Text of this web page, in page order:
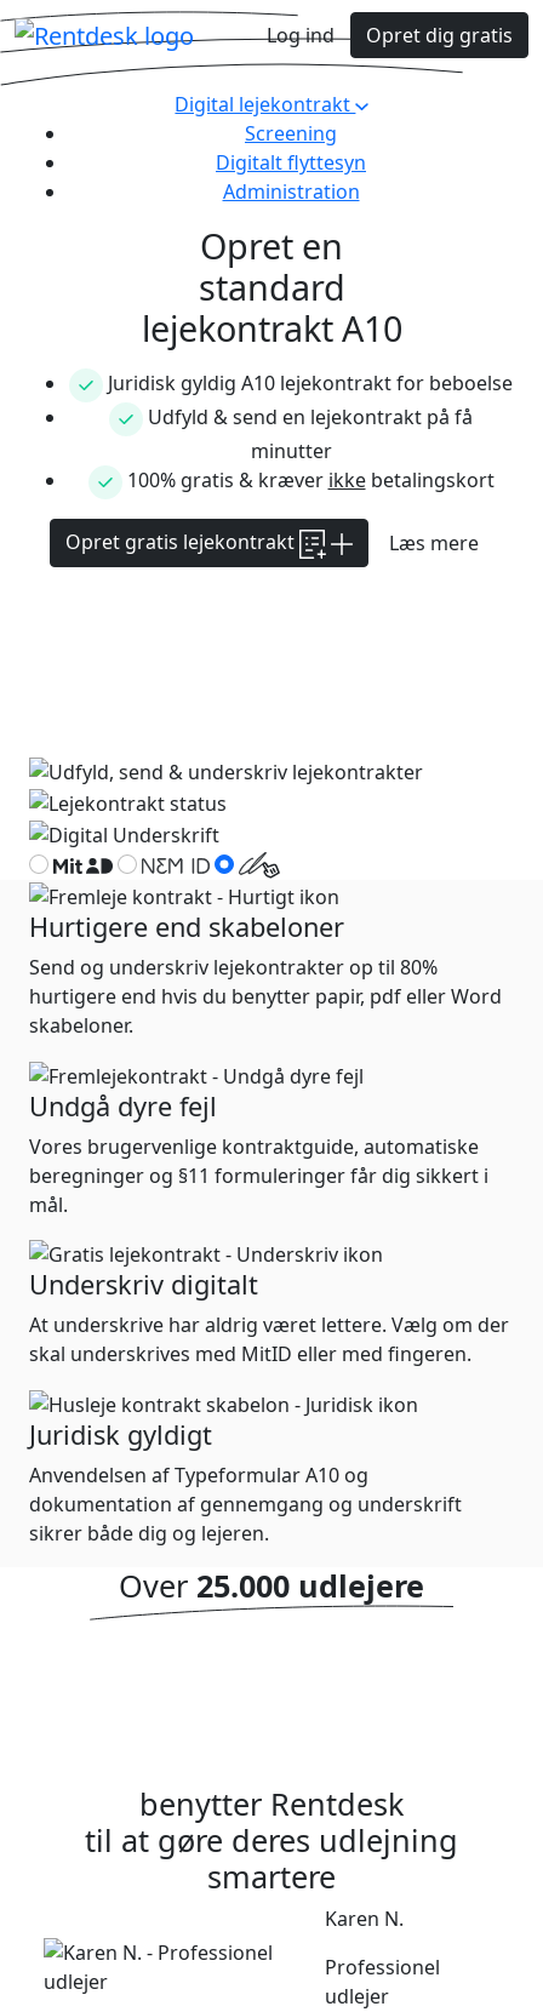
Log ind Opret dig gratis
Digital lejekontrakt
Screening
Digitalt flyttesyn
Administration
Opret en
standard
lejekontrakt A10
Juridisk gyldig A10 lejekontrakt for beboelse
Udfyld & send en lejekontrakt på få
minutter
100% gratis & kræver ikkebetalingskort
Opret gratis lejekontrakt Læs mere
Hurtigere end skabeloner
Send og underskriv lejekontrakter op til 80%
hurtigere end hvis du benytter papir, pdf eller Word
skabeloner.
Undgå dyre fejl
Vores brugervenlige kontraktguide, automatiske
beregninger og §11 formuleringer får dig sikkert i
mål.
Underskriv digitalt
At underskrive har aldrig været lettere. Vælg om der
skal underskrives med MitID eller med fingeren.
Juridisk gyldigt
Anvendelsen af Typeformular A10 og
dokumentation af gennemgang og underskrift
sikrer både dig og lejeren.
Over 25.000 udlejere
benytter Rentdesk
til at gøre deres udlejning
smartere
Karen N.
Professionel
udlejer